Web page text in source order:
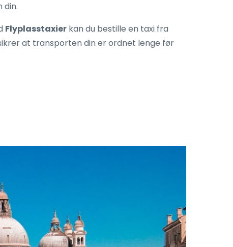
din.
Flyplasstaxier kan du bestille en taxi fra
at transporten din er ordnet lenge før